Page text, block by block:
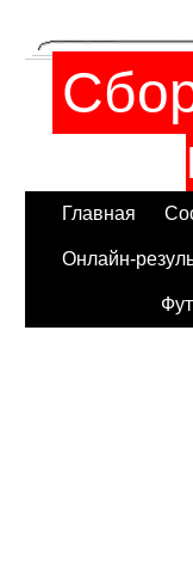
Главная
Онлайн-